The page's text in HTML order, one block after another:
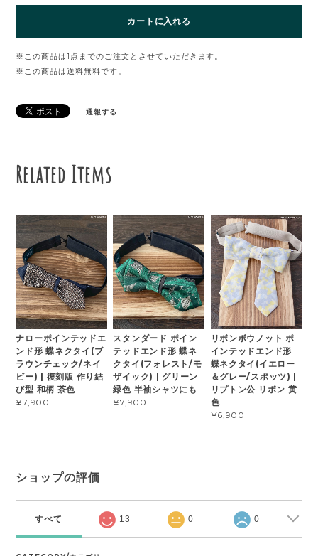
カートに入れる
※この商品は1点までのご注文とさせていただきます。
※この商品は送料無料です。
通報する
Related Items
ナローポインテッドエ
ンド形 蝶ネクタイ(ブ
ラウンチェック/ネイ
ビー) | 復刻版 作り結
び型 和柄 茶色
¥7,900
スタンダード ポイン
テッドエンド形 蝶ネ
クタイ(フォレスト/モ
ザイック) | グリーン
緑色 半袖シャツにも
¥7,900
リボンボウノット ポ
インテッドエンド形
蝶ネクタイ(イエロー
＆グレー/スポッツ) |
リプトン公 リボン 黄
色
¥6,900
ショップの評価
すべて 13 0 0